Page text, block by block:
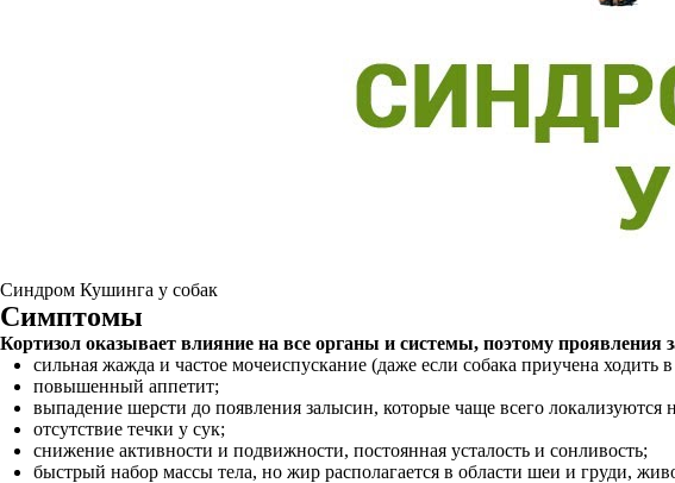
Синдром Кушинга у собак
Симптомы
Кортизол оказывает влияние на все органы и системы, поэтому проявления
сильная жажда и частое мочеиспускание (даже если собака приучена
повышенный аппетит;
выпадение шерсти до появления залысин, которые чаще всего локализуются
отсутствие течки у сук;
снижение активности и подвижности, постоянная усталость и сонливость;
быстрый набор массы тела, но жир располагается в области шеи и груди,